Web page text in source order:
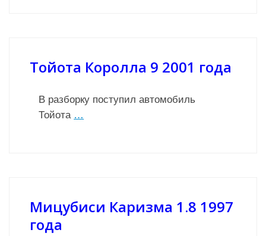
Тойота Королла 9 2001 года
В разборку поступил автомобиль
Тойота …
Мицубиси Каризма 1.8 1997
года